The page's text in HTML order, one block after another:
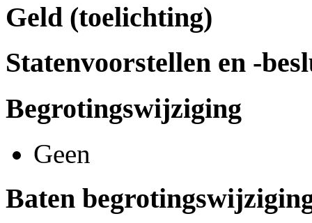
Geld (toelichting)
Statenvoorstellen en -
Begrotingswijziging
Geen
Baten